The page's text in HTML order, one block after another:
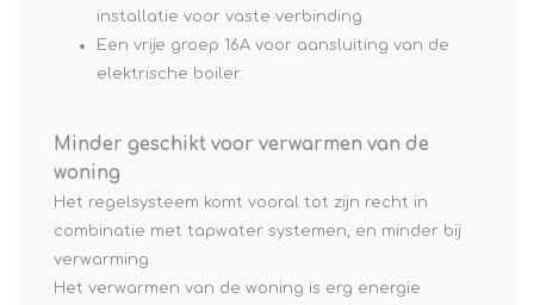
installatie voor vaste verbinding.
Een vrije groep 16A voor aansluiting van de
elektrische boiler.
Minder geschikt voor verwarmen van de
woning
Het regelsysteem komt vooral tot zijn recht in
combinatie met tapwater systemen, en minder bij
verwarming.
Het verwarmen van de woning is erg energie